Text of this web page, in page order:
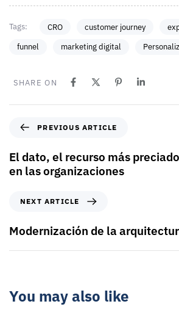
Tags: CRO customer journey
funnel
marketing digital
SHARE ON
PREVIOUS ARTICLE
El dato, el recurso más
en las organizaciones
NEXT ARTICLE
Modernización de la
You may also like